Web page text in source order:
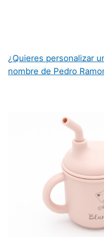
¿Quieres personalizar
nombre de Pedro